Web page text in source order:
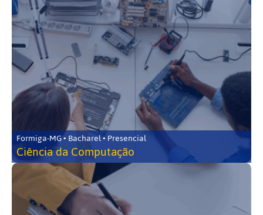
Formiga-MG • Bacharel • Presencial
Ciência da Computação